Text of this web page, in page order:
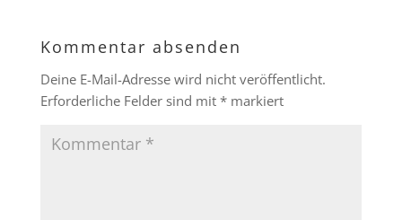
Kommentar absenden
Deine E-Mail-Adresse wird nicht veröffentlicht.
Erforderliche Felder sind mit *markiert